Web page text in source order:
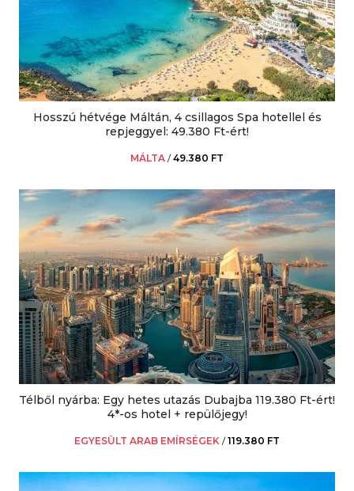
Hosszú hétvége Máltán, 4 csillagos Spa hotellel és
repjeggyel: 49.380 Ft-ért!
MÁLTA /49.380 FT
Télből nyárba: Egy hetes utazás Dubajba 119.380 Ft-ért!
4*-os hotel + repülőjegy!
EGYESÜLT ARAB EMÍRSÉGEK /119.380 FT